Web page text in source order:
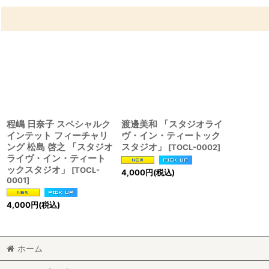
程嶋 日奈子 スペシャルク
インテット フィーチャリ
ング 松島 啓之 「スタジオ
ライヴ・イン・ティート
ックスタジオ」
[TOCL-
0001]
4,000円(税込)
渡邊美和 「スタジオライ
ヴ・イン・ティートック
スタジオ」
[TOCL-0002]
4,000円(税込)
ホーム